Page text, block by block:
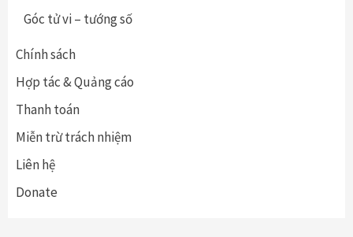
Góc tử vi – tướng số
Chính sách
Hợp tác & Quảng cáo
Thanh toán
Miễn trừ trách nhiệm
Liên hệ
Donate